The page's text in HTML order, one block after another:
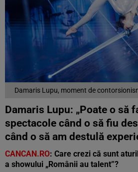
Damaris Lupu, moment de
Damaris Lupu: „Poate o să
spectacole când o să fiu
când o să am destulă
CANCAN.RO: Care crezi că sunt
a showului „Românii au talent”?